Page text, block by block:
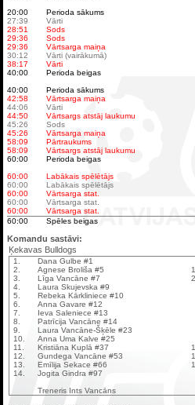
20:00
Perioda sākums
27:39
Vārti
28:51
Sods
29:36
Sods
29:36
Vārtsarga maiņa
30:12
Vārti (vairākumā)
38:17
Vārti
40:00
Perioda beigas
40:00
Perioda sākums
42:58
Vārtsarga maiņa
44:06
Vārti
44:50
Vārtsargs atstāj laukumu
45:26
Sods
45:26
Vārtsarga maiņa
58:09
Pārtraukums
58:09
Vārtsargs atstāj laukumu
60:00
Perioda beigas
60:00
Labākais spēlētājs
60:00
Labākais spēlētājs
60:00
Vārtsarga stat.
60:00
Vārtsarga stat.
60:00
Vārtsarga stat.
60:00
Spēles beigas
Komandu sastāvi:
Ķekavas Bulldogs
1.
Dana Gulbe #1
2.
Agnese Broliša #5
3.
Līga Vancāne #7
4.
Laura Skujevska #9
5.
Rebeka Kārkliniece #10
6.
Anna Gavare #12
7.
Ieva Saleniece #13
8.
Patrīcija Vancāne #14
9.
Laura Vancāne-Šķēle #23
10.
Anna Uma Kalve #25
11.
Kristiāna Kuplā #37
12.
Gundega Vancāne #53
13.
Emīlija Sekace #66
14.
Jogita Gindra #97
Treneris Ints Vancāns